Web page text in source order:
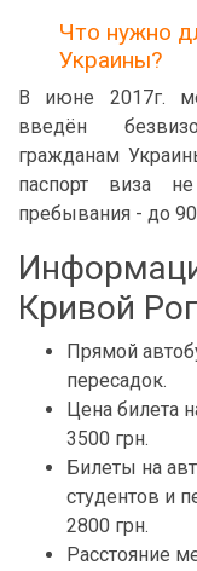
Что нужно
Украины?
В июне 2017г.
введён
гражданам
паспорт виза
пребывания - до
Кривой
Прямой
пересадок.
Цена билета
3500 грн.
Билеты на
студентов и
2800 грн.
Расстояние